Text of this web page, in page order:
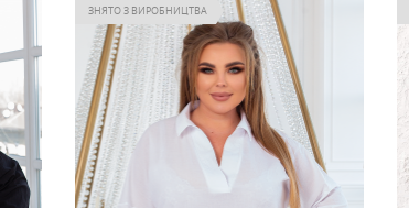
Немає в наявності
ЗНЯТО З ВИРОБНИЦТВА